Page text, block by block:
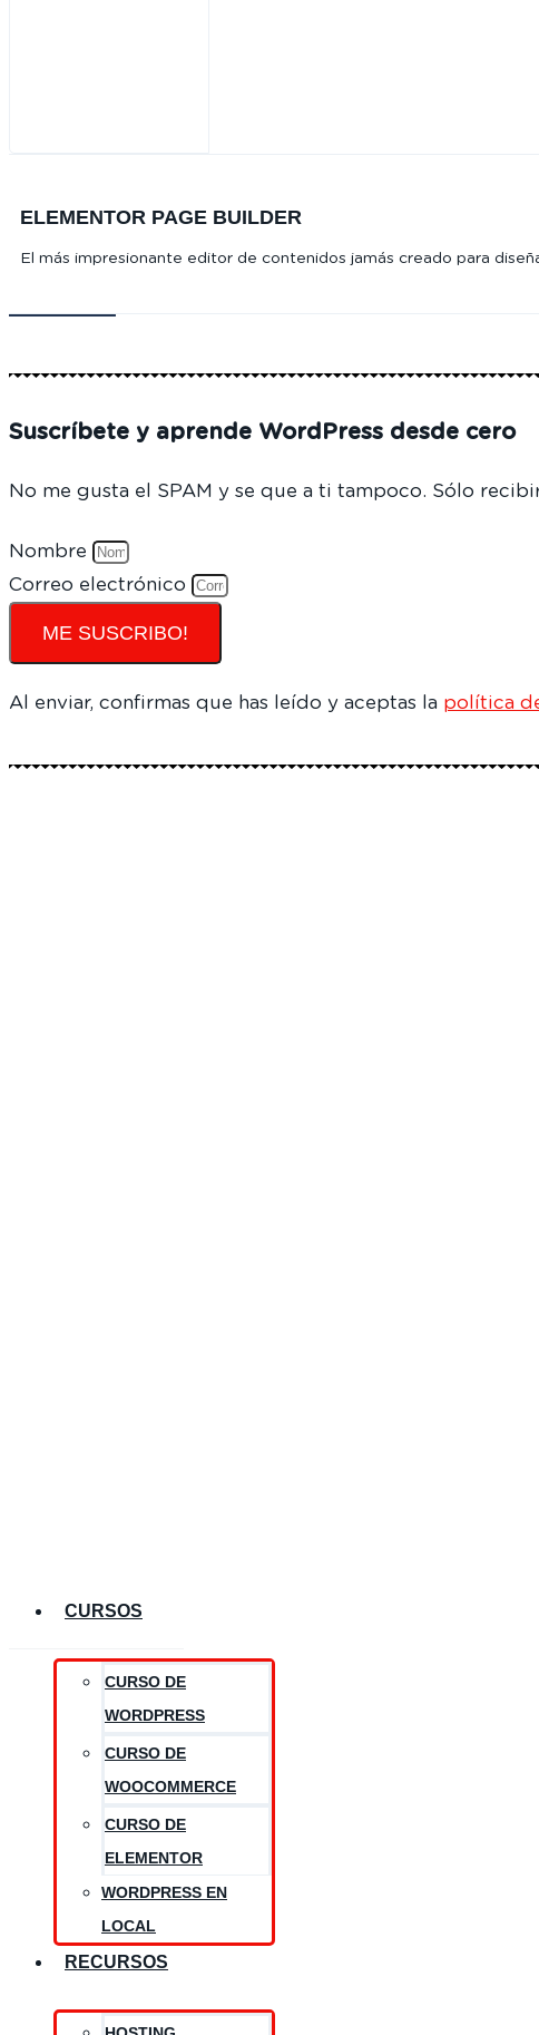
CURSOS
CURSO DE
WORDPRESS
CURSO DE
WOOCOMMERCE
CURSO DE
ELEMENTOR
WORDPRESS EN
LOCAL
RECURSOS
ELEMENTOR PAGE BUILDER
El más impresionante editor de contenidos jamás creado para
Suscríbete y aprende WordPress desde cero
No me gusta el SPAM y se que a ti tampoco. Sólo
Nombre
Correo electrónico
ME SUSCRIBO!
Al enviar, confirmas que has leído y aceptas la política